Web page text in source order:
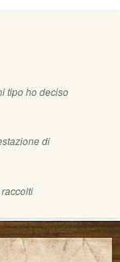
tipo ho deciso
di